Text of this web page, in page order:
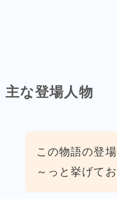
主な登場人物
この物語の登
～っと挙げて